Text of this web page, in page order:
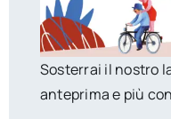
Sosterrai il nostro
anteprima e più